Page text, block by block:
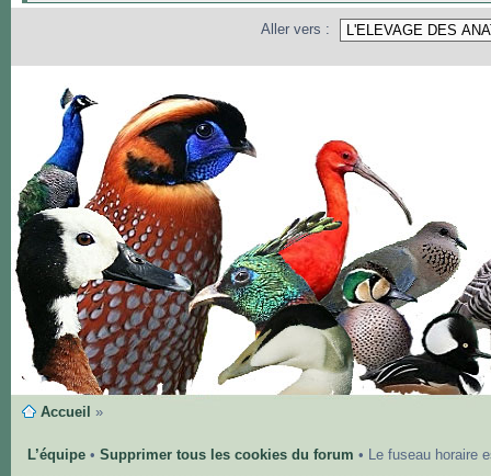
Aller vers :
Accueil »
L’équipe• Supprimer tous les cookies du forum • Le fuseau horaire